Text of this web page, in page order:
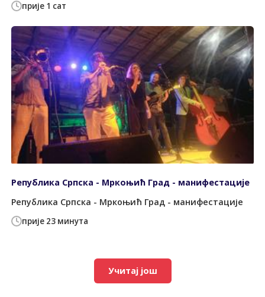
прије 1 сат
прије 23 минута
Република Српска - Мркоњић Град - манифестације
Република Српска - Мркоњић Град - манифестације
Учитај још